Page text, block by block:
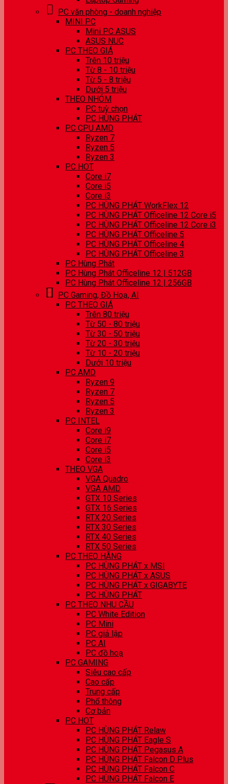
PC văn phòng - doanh nghiệp
MINI PC
Mini PC ASUS
ASUS NUC
PC THEO GIÁ
Trên 10 triệu
Từ 8 - 10 triệu
Từ 5 - 8 triệu
Dưới 5 triệu
THEO NHÓM
PC tuỳ chọn
PC HÙNG PHÁT
PC CPU AMD
Ryzen 7
Ryzen 5
Ryzen 3
PC HOT
Core i7
Core i5
Core i3
PC HÙNG PHÁT WorkFlex 12
PC HÙNG PHÁT Officeline 12 Core i5
PC HÙNG PHÁT Officeline 12 Core i3
PC HÙNG PHÁT Officeline 5
PC HÙNG PHÁT Officeline 4
PC HÙNG PHÁT Officeline 3
PC Hùng Phát
PC Hùng Phát Officeline 12 | 512GB
PC Hùng Phát Officeline 12 | 256GB
PC Gaming, Đồ Hoạ, AI
PC THEO GIÁ
Trên 80 triệu
Từ 50 - 80 triệu
Từ 30 - 50 triệu
Từ 20 - 30 triệu
Từ 10 - 20 triệu
Dưới 10 triệu
PC AMD
Ryzen 9
Ryzen 7
Ryzen 5
Ryzen 3
PC INTEL
Core i9
Core i7
Core i5
Core i3
THEO VGA
VGA Quadro
VGA AMD
GTX 10 Series
GTX 16 Series
RTX 20 Series
RTX 30 Series
RTX 40 Series
RTX 50 Series
PC THEO HÃNG
PC HÙNG PHÁT x MSI
PC HÙNG PHÁT x ASUS
PC HÙNG PHÁT x GIGABYTE
PC HÙNG PHÁT
PC THEO NHU CẦU
PC White Edition
PC Mini
PC giả lập
PC AI
PC đồ hoạ
PC GAMING
Siêu cao cấp
Cao cấp
Trung cấp
Phổ thông
Cơ bản
PC HOT
PC HÙNG PHÁT Relaw
PC HÙNG PHÁT Eagle S
PC HÙNG PHÁT Pegasus A
PC HÙNG PHÁT Falcon D Plus
PC HÙNG PHÁT Falcon C
PC HÙNG PHÁT Falcon E